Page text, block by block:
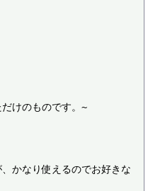
けのものです。~
かなり使えるのでお好きな